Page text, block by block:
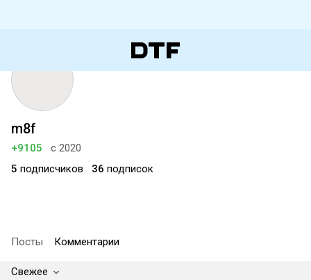
m8f
+9105
с 2020
5 подписчиков 36 подписок
Посты Комментарии
Свежее